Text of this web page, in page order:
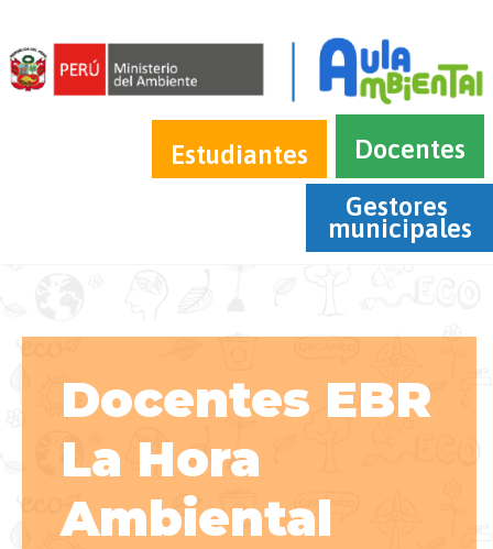
Estudiantes
Docentes
Gestores
municipales
Docentes EBR
La Hora
Ambiental